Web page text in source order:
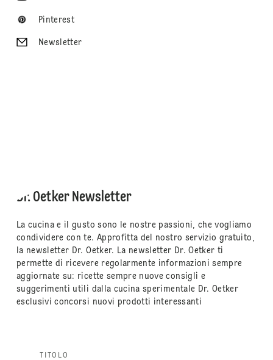
Pinterest
Newsletter
Dr. Oetker Newsletter
La cucina e il gusto sono le nostre passioni, che vogliamo
condividere con te. Approfitta del nostro servizio gratuito,
la newsletter Dr. Oetker. La newsletter Dr. Oetker ti
permette di ricevere regolarmente informazioni sempre
aggiornate su: ricette sempre nuove consigli e
suggerimenti utili dalla cucina sperimentale Dr. Oetker
esclusivi concorsi nuovi prodotti interessanti
TITOLO